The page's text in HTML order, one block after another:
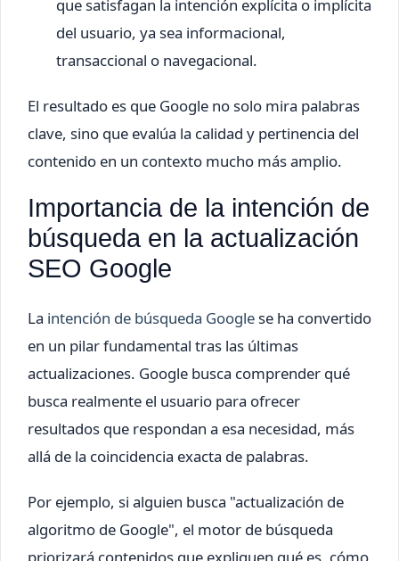
que satisfagan la intención explícita o implícita
del usuario, ya sea informacional,
transaccional o navegacional.
El resultado es que Google no solo mira palabras
clave, sino que evalúa la calidad y pertinencia del
contenido en un contexto mucho más amplio.
Importancia de la intención de
búsqueda en la actualización
SEO Google
La intención de búsqueda Googlese ha convertido
en un pilar fundamental tras las últimas
actualizaciones. Google busca comprender qué
busca realmente el usuario para ofrecer
resultados que respondan a esa necesidad, más
allá de la coincidencia exacta de palabras.
Por ejemplo, si alguien busca "actualización de
algoritmo de Google", el motor de búsqueda